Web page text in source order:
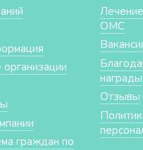
граждан по
ОМС
награды
Отзывы